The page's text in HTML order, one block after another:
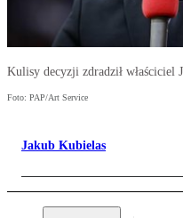
Kulisy decyzji zdradził właściciel
Foto: PAP/Art Service
Jakub Kubielas